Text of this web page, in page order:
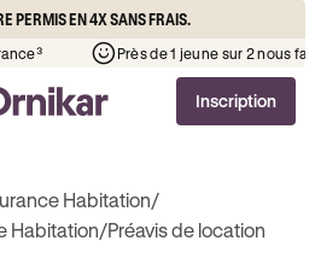
PERMIS EN 4X SANS FRAIS.
auto-école de France³ Près de 1
Inscription
Habitation/
Habitation/Préavis de location